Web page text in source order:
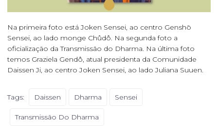
Na primeira foto está Joken Sensei, ao centro Genshō
Sensei, ao lado monge Chûdô. Na segunda foto a
oficialização da Transmissão do Dharma. Na última foto
temos Graziela Gendô, atual presidenta da Comunidade
Daissen Ji, ao centro Joken Sensei, ao lado Juliana Suuen.
Tags: Daissen Dharma Sensei
Transmissão Do Dharma